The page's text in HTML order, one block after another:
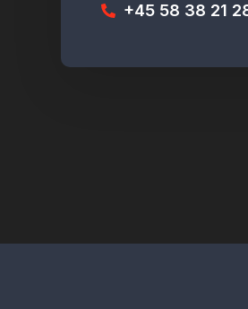
+45 58 38 21